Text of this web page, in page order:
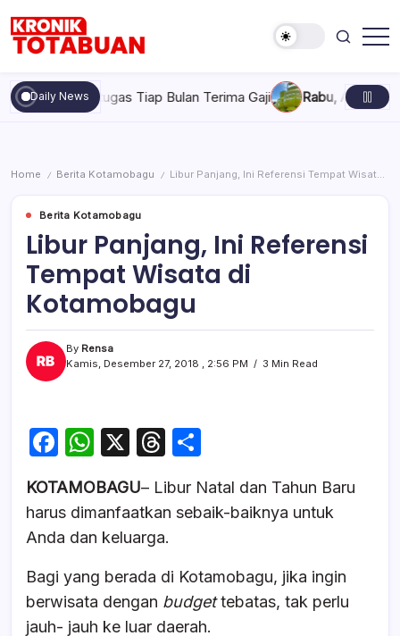
content
Totabuan
hari
ini
Kronik
Daily News
Bertugas Tiap Bulan Terima Gaji Rabu, Agustus 5, 2026 ,
Home / Berita Kotamobagu / Libur Panjang, Ini Referensi Tempat Wisata di Kotamobagu
Berita Kotamobagu
Libur Panjang, Ini Referensi
Tempat Wisata di
Kotamobagu
By Rensa
Kamis, Desember 27, 2018 , 2:56 PM
3 Min Read
F
c
e
o
o
W
at
s
p
p
X
T
e
a
s
ar
e
KOTAMOBAGU– Libur Natal dan Tahun Baru
harus dimanfaatkan sebaik-baiknya untuk
Anda dan keluarga.
Bagi yang berada di Kotamobagu, jika ingin
berwisata dengan budgettebatas, tak perlu
jauh- jauh ke luar daerah.